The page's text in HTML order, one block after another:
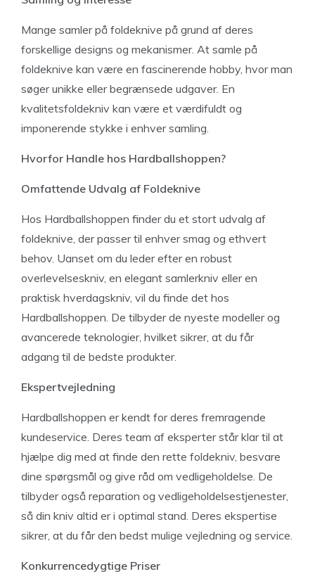
Mange samler på foldeknive på grund af deres
forskellige designs og mekanismer. At samle på
foldeknive kan være en fascinerende hobby, hvor man
søger unikke eller begrænsede udgaver. En
kvalitetsfoldekniv kan være et værdifuldt og
imponerende stykke i enhver samling.
Hvorfor Handle hos Hardballshoppen?
Omfattende Udvalg af Foldeknive
Hos Hardballshoppen finder du et stort udvalg af
foldeknive, der passer til enhver smag og ethvert
behov. Uanset om du leder efter en robust
overlevelseskniv, en elegant samlerkniv eller en
praktisk hverdagskniv, vil du finde det hos
Hardballshoppen. De tilbyder de nyeste modeller og
avancerede teknologier, hvilket sikrer, at du får
adgang til de bedste produkter.
Ekspertvejledning
Hardballshoppen er kendt for deres fremragende
kundeservice. Deres team af eksperter står klar til at
hjælpe dig med at finde den rette foldekniv, besvare
dine spørgsmål og give råd om vedligeholdelse. De
tilbyder også reparation og vedligeholdelsestjenester,
så din kniv altid er i optimal stand. Deres ekspertise
sikrer, at du får den bedst mulige vejledning og service.
Konkurrencedygtige Priser